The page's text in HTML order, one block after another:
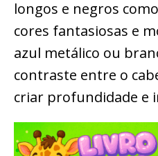
longos e negros
cores fantasiosas e
azul metálico ou
contraste entre o
criar profundidade e